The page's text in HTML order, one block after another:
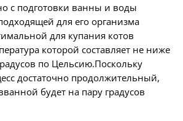
с подготовки ванны и воды
для его организма
для купания котов
которой составляет не ниже
по Цельсию.Поскольку
достаточно продолжительный,
будет на пару градусов